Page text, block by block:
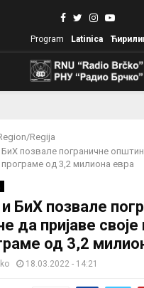
Facebook
TwitterInstagram
Program Latinica
Regija
БиХ позвале пограничне
програме од 3,2 милиона евра
и БиХ позвале
да пријаве своје
од 3,2
18.03.2022 - 14:21